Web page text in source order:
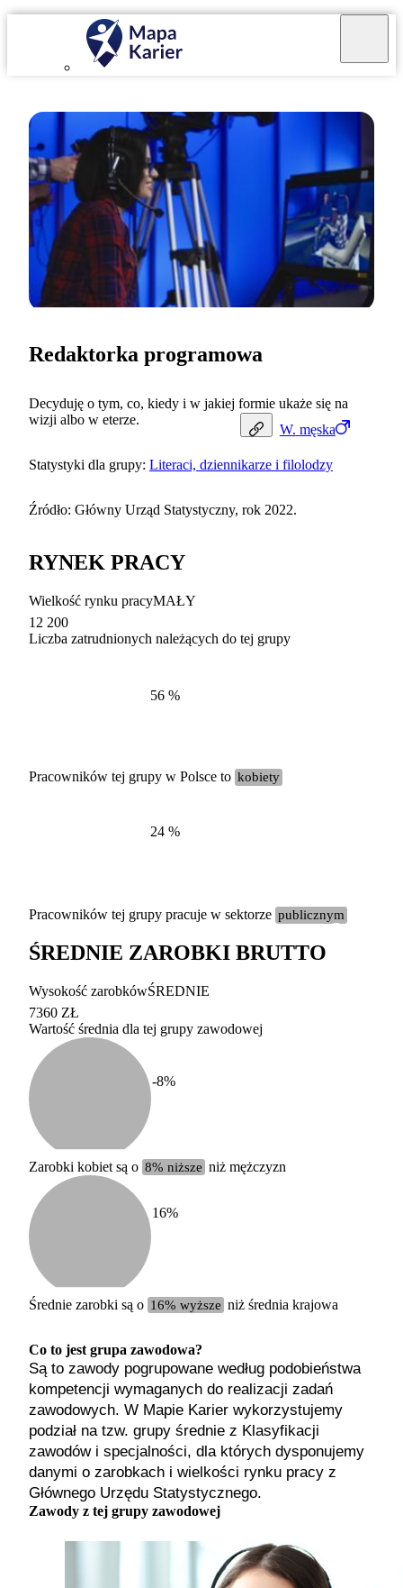
W. męska
Redaktorka programowa
Decyduję o tym, co, kiedy i w jakiej formie ukaże się na
wizji albo w eterze.
Statystyki dla grupy: Literaci, dziennikarze i filolodzy
Źródło: Główny Urząd Statystyczny, rok 2022.
RYNEK PRACY
Etykieta
duży
100-200 tysięcy
Wielkość rynku pracyMAŁY
12 200
Liczba zatrudnionych należących do tej grupy
56 %
Pracowników tej grupy w Polsce to kobiety
24 %
Pracowników tej grupy pracuje w sektorze publicznym
ŚREDNIE ZAROBKI BRUTTO
średnie
Wysokość zarobkówŚREDNIE
7360 ZŁ
Wartość średnia dla tej grupy zawodowej
-8%
Zarobki kobiet są o 8% niższe niż mężczyzn
16%
Średnie zarobki są o 16% wyższe niż średnia krajowa
Co to jest grupa zawodowa?
Są to zawody pogrupowane według podobieństwa
kompetencji wymaganych do realizacji zadań
zawodowych. W Mapie Karier wykorzystujemy
podział na tzw. grupy średnie z Klasyfikacji
zawodów i specjalności, dla których dysponujemy
danymi o zarobkach i wielkości rynku pracy z
Głównego Urzędu Statystycznego.
Zawody z tej grupy zawodowej